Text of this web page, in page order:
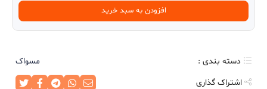
مسواک
فلکسیبل
وایت
عدد
افزودن به سبد خرید
دسته بندی :
مسواک
اشتراک گذاری